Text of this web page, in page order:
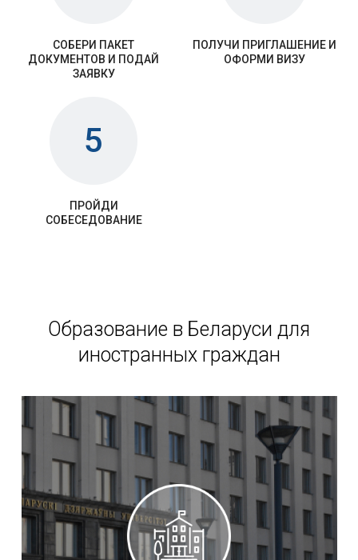
СОБЕРИ ПАКЕТ
ДОКУМЕНТОВ И ПОДАЙ
ЗАЯВКУ
ПОЛУЧИ ПРИГЛАШЕНИЕ И
ОФОРМИ ВИЗУ
5
ПРОЙДИ
СОБЕСЕДОВАНИЕ
Образование в Беларуси для
иностранных граждан